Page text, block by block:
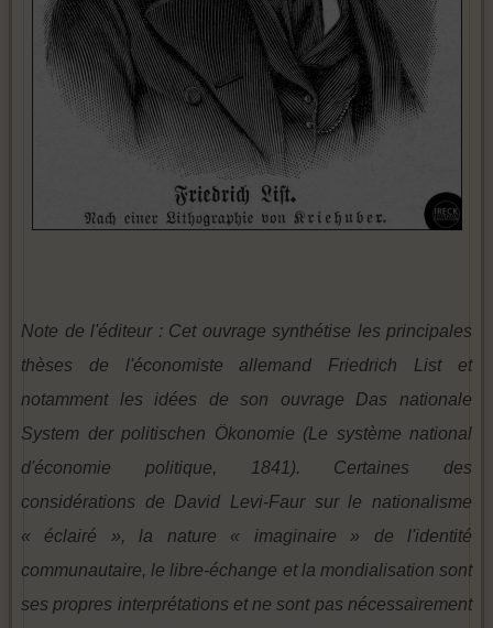
Note de l'éditeur : Cet ouvrage synthétise les principales
thèses de l'économiste allemand Friedrich List et
notamment les idées de son ouvrage Das nationale
System der politischen Ökonomie (Le système national
d'économie politique, 1841). Certaines des
considérations de David Levi-Faur sur le nationalisme
« éclairé », la nature « imaginaire » de l'identité
communautaire, le libre-échange et la mondialisation sont
ses propres interprétations et ne sont pas nécessairement